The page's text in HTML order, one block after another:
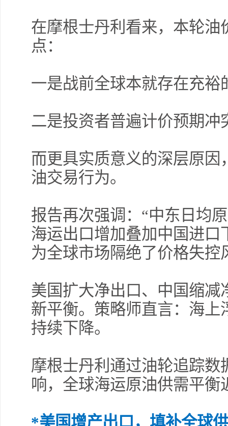
在摩根士丹利看来，本轮
点：
一是战前全球本就存在充裕
二是投资者普遍计价预期冲
而更具实质意义的深层原
油交易行为。
报告再次强调：“中东日均
海运出口增加叠加中国进口
为全球市场隔绝了价格失控
美国扩大净出口、中国缩
新平衡。策略师直言：海
持续下降。
摩根士丹利通过油轮追踪
响，全球海运原油供需平衡
*美国增产出口，填补全球